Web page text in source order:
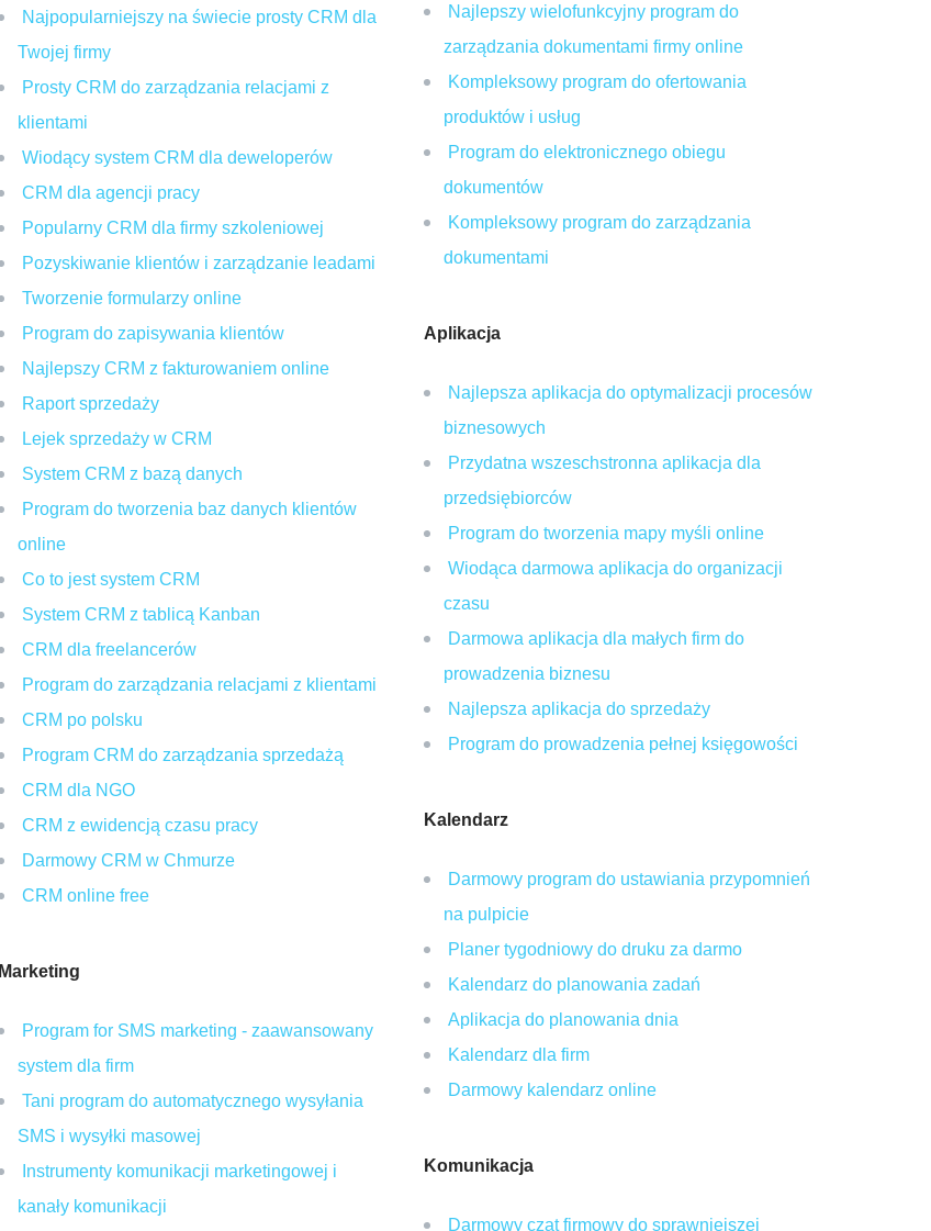
Najpopularniejszy na świecie prosty CRM dla
Twojej firmy
Prosty CRM do zarządzania relacjami z
klientami
Wiodący system CRM dla deweloperów
CRM dla agencji pracy
Popularny CRM dla firmy szkoleniowej
Pozyskiwanie klientów i zarządzanie leadami
Tworzenie formularzy online
Program do zapisywania klientów
Najlepszy CRM z fakturowaniem online
Raport sprzedaży
Lejek sprzedaży w CRM
System CRM z bazą danych
Program do tworzenia baz danych klientów
online
Co to jest system CRM
System CRM z tablicą Kanban
CRM dla freelancerów
Program do zarządzania relacjami z klientami
CRM po polsku
Program CRM do zarządzania sprzedażą
CRM dla NGO
CRM z ewidencją czasu pracy
Darmowy CRM w Chmurze
CRM online free
Marketing
Program for SMS marketing - zaawansowany
system dla firm
Tani program do automatycznego wysyłania
SMS i wysyłki masowej
Instrumenty komunikacji marketingowej i
kanały komunikacji
Najlepszy wielofunkcyjny program do
zarządzania dokumentami firmy online
Kompleksowy program do ofertowania
produktów i usług
Program do elektronicznego obiegu
dokumentów
Kompleksowy program do zarządzania
dokumentami
Aplikacja
Najlepsza aplikacja do optymalizacji procesów
biznesowych
Przydatna wszeschstronna aplikacja dla
przedsiębiorców
Program do tworzenia mapy myśli online
Wiodąca darmowa aplikacja do organizacji
czasu
Darmowa aplikacja dla małych firm do
prowadzenia biznesu
Najlepsza aplikacja do sprzedaży
Program do prowadzenia pełnej księgowości
Kalendarz
Darmowy program do ustawiania przypomnień
na pulpicie
Planer tygodniowy do druku za darmo
Kalendarz do planowania zadań
Aplikacja do planowania dnia
Kalendarz dla firm
Darmowy kalendarz online
Komunikacja
Darmowy czat firmowy do sprawniejszej